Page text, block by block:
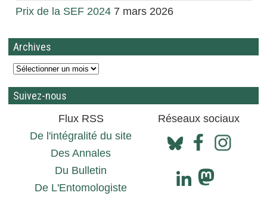
Prix de la SEF 2024 7 mars 2026
Archives
Suivez-nous
Flux RSS
Réseaux sociaux
De l'intégralité du site
Des Annales
Du Bulletin
De L'Entomologiste